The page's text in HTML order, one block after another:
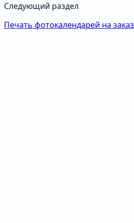
Следующий раздел
Печать фотокалендарей на заказ